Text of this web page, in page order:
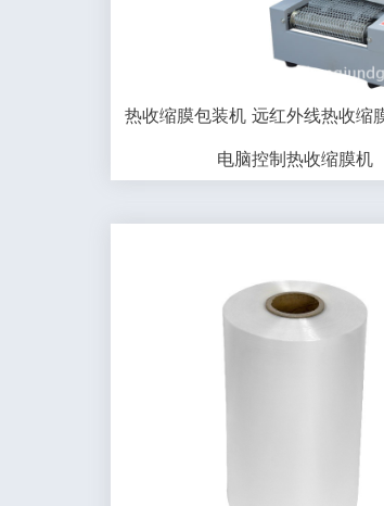
热收缩膜包装机 远红外线热收缩
电脑控制热收缩膜机